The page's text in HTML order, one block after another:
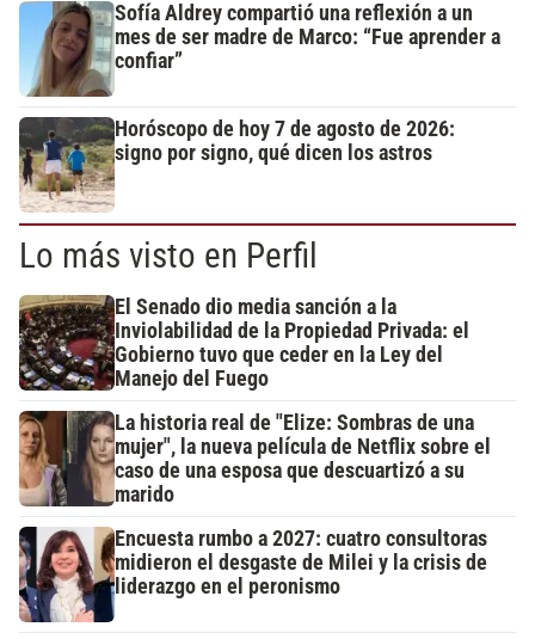
Sofía Aldrey compartió una reflexión a un
mes de ser madre de Marco: “Fue aprender a
confiar”
Horóscopo de hoy 7 de agosto de 2026:
signo por signo, qué dicen los astros
Lo más visto en Perfil
El Senado dio media sanción a la
Inviolabilidad de la Propiedad Privada: el
Gobierno tuvo que ceder en la Ley del
Manejo del Fuego
La historia real de "Elize: Sombras de una
mujer", la nueva película de Netflix sobre el
caso de una esposa que descuartizó a su
marido
Encuesta rumbo a 2027: cuatro consultoras
midieron el desgaste de Milei y la crisis de
liderazgo en el peronismo